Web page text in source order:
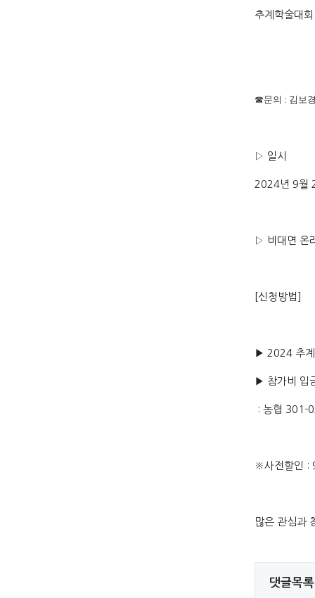
추계학술대
☎문의 : 김보
▷ 일시
2024년 9월
▷ 비대면 온
[신청방법]
▶ 2024 추
▶ 참가비 입
: 농협 301-
※사전할인 :
많은 관심과
댓글목록